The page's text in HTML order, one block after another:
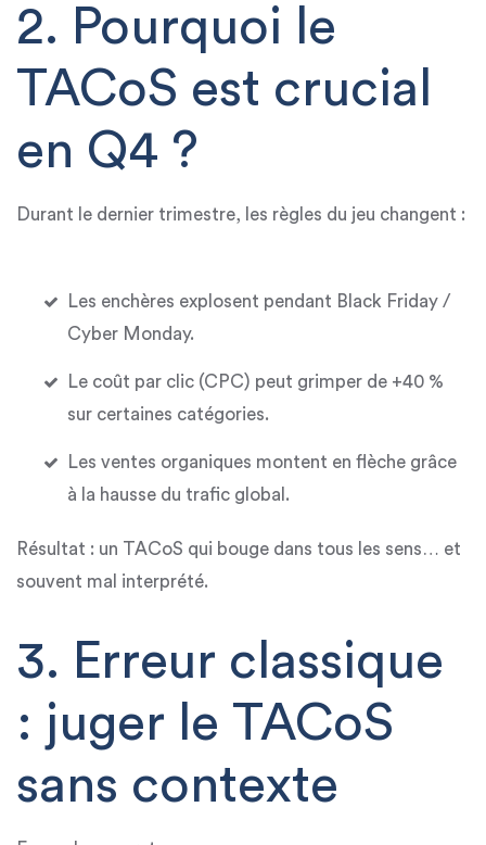
2. Pourquoi le
TACoS est crucial
en Q4 ?
Durant le dernier trimestre, les règles du jeu changent :
Les enchères explosent pendant Black Friday /
Cyber Monday.
Le coût par clic (CPC) peut grimper de +40 %
sur certaines catégories.
Les ventes organiques montent en flèche grâce
à la hausse du trafic global.
Résultat : un TACoS qui bouge dans tous les sens… et
souvent mal interprété.
3. Erreur classique
: juger le TACoS
sans contexte